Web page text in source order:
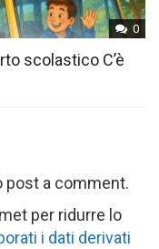
0
scolastico C’è
post a comment.
per ridurre lo
i dati derivati